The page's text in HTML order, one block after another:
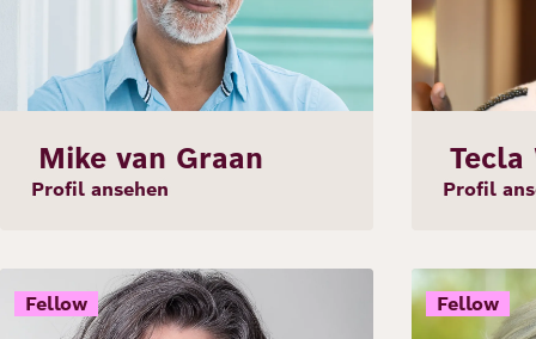
Mike van Graan
Profil ansehen
Tecla
Profil
Fellow
Bild
Fellow